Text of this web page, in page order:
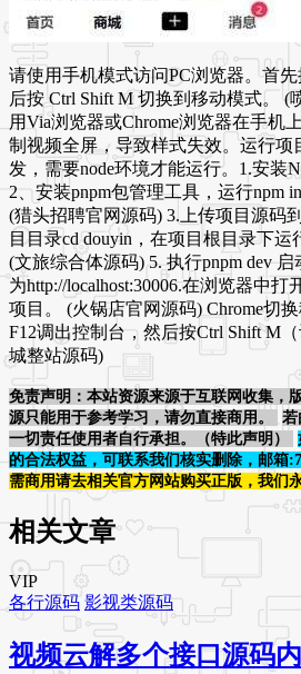
请使用手机模式访问PC浏览器。首
后按 Ctrl Shift M 切换到移动模式。 (
用Via浏览器或Chrome浏览器在手机
制视频全屏，导致样式失效。运行项
发，需要node环境才能运行。1.安装
2、安装pnpm包管理工具，运行npm
(猎头招聘官网源码) 3.上传项目源码
目目录cd douyin，在项目根目录下运
(文旅综合体源码) 5. 执行pnpm dev
为http://localhost:30006.在浏览器中打
项目。 (火锅店官网源码) Chrome切
F12调出控制台，然后按Ctrl Shift M
城整站源码)
免责声明：本站资源来源于互联网收集，
源只能用于参考学习，请勿直接商用。
若
一切责任使用者自行承担。（特此声明）
的合法权益，可联系我们核实删除，邮箱
需商用请去相关官方网站购买正版，我们
相关文章
VIP
各行源码 影视类源码
视频云解多个接口源码